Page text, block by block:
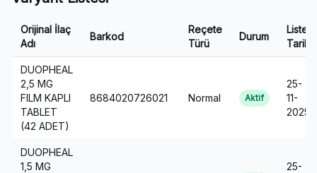
Orijinal İlaç
Adı
Barkod
Reçete
Türü
Durum
Liste
Tarihi
DUOPHEAL
2,5 MG
FILM KAPLI
TABLET
(42 ADET)
8684020726021 Normal Aktif
25-
11-
2025
DUOPHEAL
1,5 MG
25-